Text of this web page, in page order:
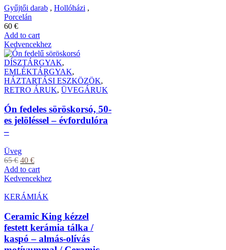
Gyűjtői darab , Hollóházi ,
Porcelán
60 €
Add to cart
Kedvencekhez
DÍSZTÁRGYAK,
EMLÉKTÁRGYAK,
HÁZTARTÁSI ESZKÖZÖK,
RETRO ÁRUK, ÜVEGÁRUK
Ón fedeles söröskorsó, 50-
es jelöléssel – évfordulóra
–
Üveg
65€ 40 €
Add to cart
Kedvencekhez
KERÁMIÁK
Ceramic King kézzel
festett kerámia tálka /
kaspó – almás-olívás